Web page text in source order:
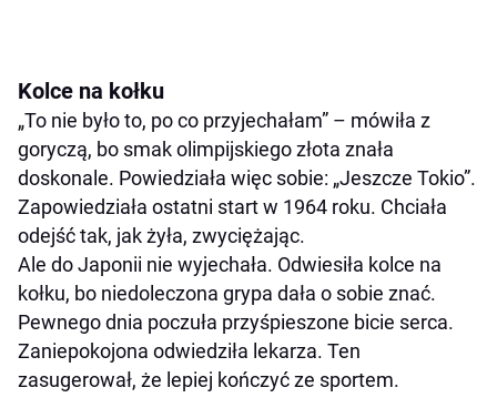
Kolce na kołku
„To nie było to, po co przyjechałam” – mówiła z
goryczą, bo smak olimpijskiego złota znała
doskonale. Powiedziała więc sobie: „Jeszcze Tokio”.
Zapowiedziała ostatni start w 1964 roku. Chciała
odejść tak, jak żyła, zwyciężając.
Ale do Japonii nie wyjechała. Odwiesiła kolce na
kołku, bo niedoleczona grypa dała o sobie znać.
Pewnego dnia poczuła przyśpieszone bicie serca.
Zaniepokojona odwiedziła lekarza. Ten
zasugerował, że lepiej kończyć ze sportem.